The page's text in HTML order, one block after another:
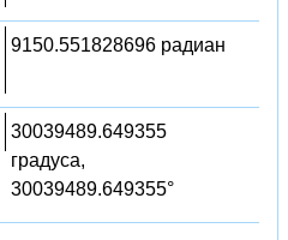
9150.551828696 радиан
30039489.649355
градуса,
30039489.649355°